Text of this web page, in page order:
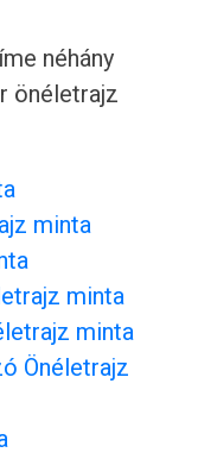
néhány
önéletrajz
minta
minta
minta
Önéletrajz